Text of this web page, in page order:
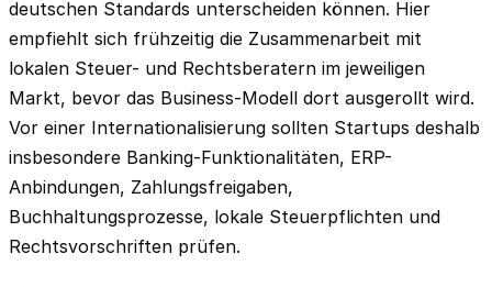
deutschen Standards unterscheiden können. Hier
empfiehlt sich frühzeitig die Zusammenarbeit mit
lokalen Steuer- und Rechtsberatern im jeweiligen
Markt, bevor das Business-Modell dort ausgerollt wird.
Vor einer Internationalisierung sollten Startups deshalb
insbesondere Banking-Funktionalitäten, ERP-
Anbindungen, Zahlungsfreigaben,
Buchhaltungsprozesse, lokale Steuerpflichten und
Rechtsvorschriften prüfen.